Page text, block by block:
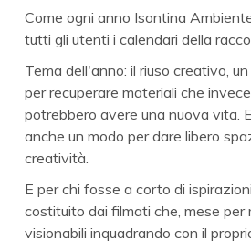
Come ogni anno Isontina
tutti gli utenti i calendari della
Tema dell'anno: il riuso creativo,
per recuperare materiali che
potrebbero avere una nuova vita.
anche un modo per dare libero
creatività.
E per chi fosse a corto di
costituito dai filmati che, mese per
visionabili inquadrando con il